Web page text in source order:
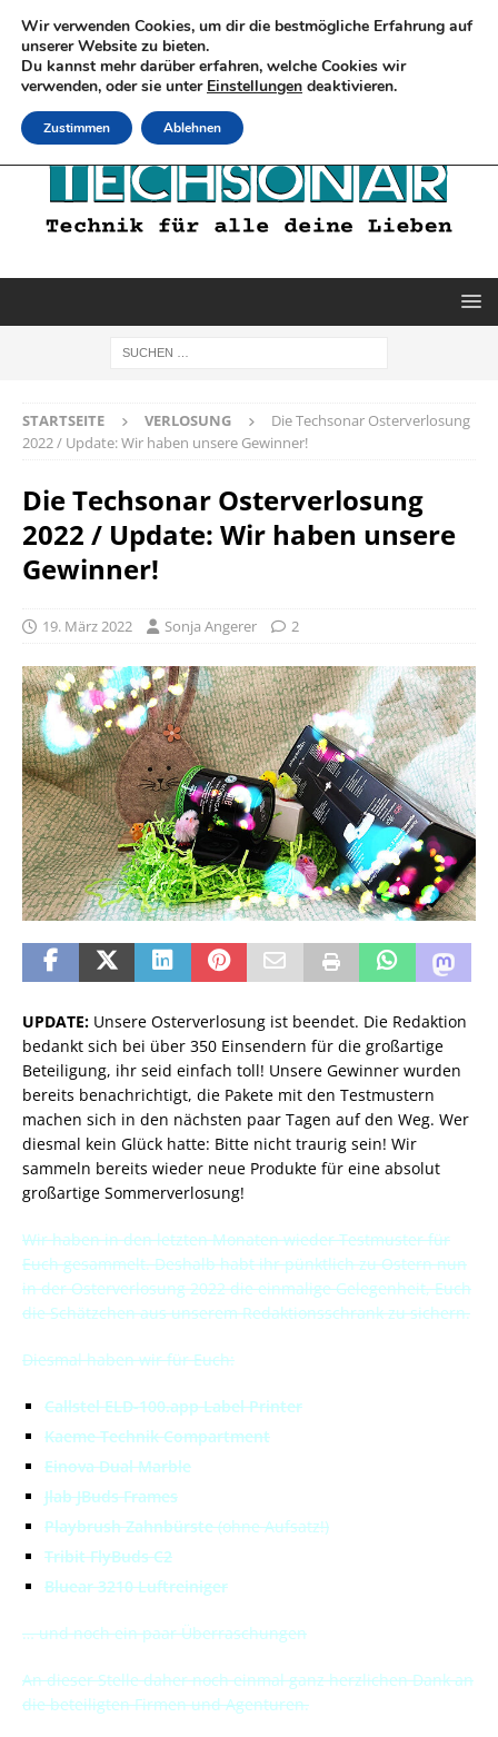
STARTSEITE VERLOSUNG
Die Techsonar Osterverlosung
2022 / Update: Wir haben unsere Gewinner!
Die Techsonar Osterverlosung
2022 / Update: Wir haben unsere
Gewinner!
19. März 2022 Sonja Angerer 2
UPDATE: Unsere Osterverlosung ist beendet. Die Redaktion
bedankt sich bei über 350 Einsendern für die großartige
Beteiligung, ihr seid einfach toll! Unsere Gewinner wurden
bereits benachrichtigt, die Pakete mit den Testmustern
machen sich in den nächsten paar Tagen auf den Weg. Wer
diesmal kein Glück hatte: Bitte nicht traurig sein! Wir
sammeln bereits wieder neue Produkte für eine absolut
großartige Sommerverlosung!
Wir haben in den letzten Monaten wieder Testmuster für
Euch gesammelt. Deshalb habt ihr pünktlich zu Ostern nun
in der Osterverlosung 2022 die einmalige Gelegenheit, Euch
die Schätzchen aus unserem Redaktionsschrank zu sichern.
Diesmal haben wir für Euch:
Callstel ELD-100.app Label Printer
Kaeme Technik Compartment
Einova Dual Marble
Jlab JBuds Frames
Playbrush Zahnbürste(ohne Aufsatz!)
Tribit FlyBuds C2
Bluear 3210 Luftreiniger
… und noch ein paar Überraschungen
An dieser Stelle daher noch einmal ganz herzlichen Dank an
die beteiligten Firmen und Agenturen.
Wir verwenden Cookies, um dir die bestmögliche Erfahrung auf
unserer Website zu bieten.
Du kannst mehr darüber erfahren, welche Cookies wir
verwenden, oder sie unter Einstellungen deaktivieren.
Zustimmen Ablehnen